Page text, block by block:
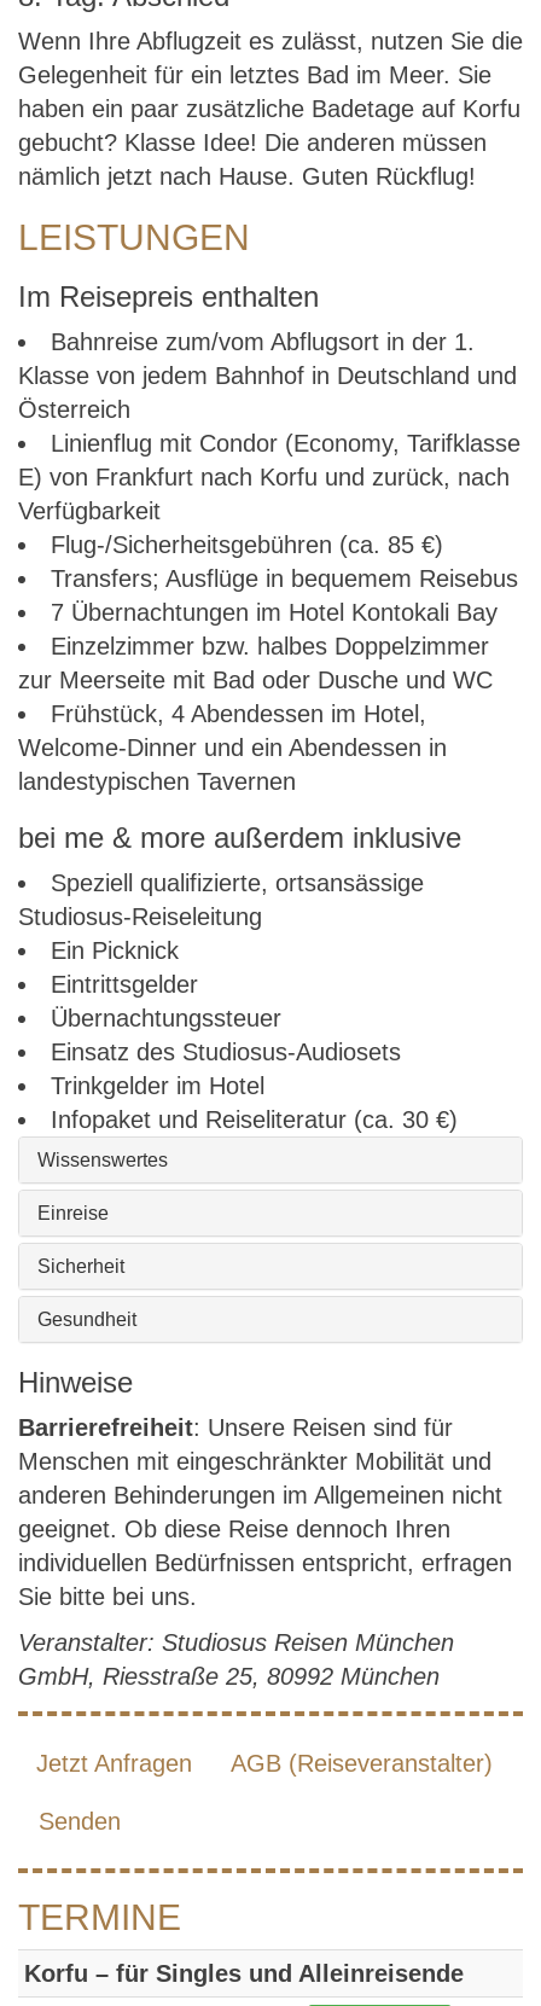
Wenn Ihre Abflugzeit es zulässt, nutzen Sie die
Gelegenheit für ein letztes Bad im Meer. Sie
haben ein paar zusätzliche Badetage auf Korfu
gebucht? Klasse Idee! Die anderen müssen
nämlich jetzt nach Hause. Guten Rückflug!
LEISTUNGEN
Im Reisepreis enthalten
Bahnreise zum/vom Abflugsort in der 1.
Klasse von jedem Bahnhof in Deutschland und
Österreich
Linienflug mit Condor (Economy, Tarifklasse
E) von Frankfurt nach Korfu und zurück, nach
Verfügbarkeit
Flug-/Sicherheitsgebühren (ca. 85 €)
Transfers; Ausflüge in bequemem Reisebus
7 Übernachtungen im Hotel Kontokali Bay
Einzelzimmer bzw. halbes Doppelzimmer
zur Meerseite mit Bad oder Dusche und WC
Frühstück, 4 Abendessen im Hotel,
Welcome-Dinner und ein Abendessen in
landestypischen Tavernen
bei me & more außerdem inklusive
Speziell qualifizierte, ortsansässige
Studiosus-Reiseleitung
Ein Picknick
Eintrittsgelder
Übernachtungssteuer
Einsatz des Studiosus-Audiosets
Trinkgelder im Hotel
Infopaket und Reiseliteratur (ca. 30 €)
Wissenswertes
Einreise
Sicherheit
Gesundheit
Hinweise
Barrierefreiheit: Unsere Reisen sind für
Menschen mit eingeschränkter Mobilität und
anderen Behinderungen im Allgemeinen nicht
geeignet. Ob diese Reise dennoch Ihren
individuellen Bedürfnissen entspricht, erfragen
Sie bitte bei uns.
Veranstalter: Studiosus Reisen München
GmbH, Riesstraße 25, 80992 München
Jetzt Anfragen AGB (Reiseveranstalter)
Senden
TERMINE
Korfu – für Singles und Alleinreisende